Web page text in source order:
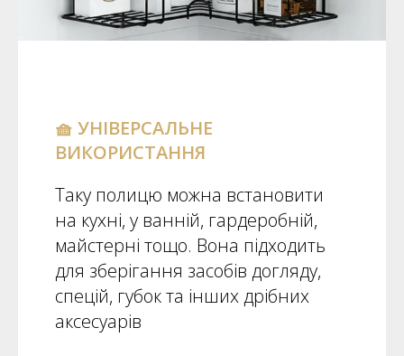
🧺 УНІВЕРСАЛЬНЕ
ВИКОРИСТАННЯ
Таку полицю можна встановити
на кухні, у ванній, гардеробній,
майстерні тощо. Вона підходить
для зберігання засобів догляду,
спецій, губок та інших дрібних
аксесуарів